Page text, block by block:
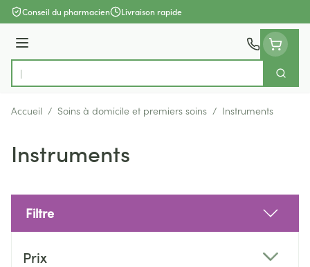
Aller au contenu
Conseil du pharmacien Livraison rapide
Menu
Rechercher
Accueil / Soins à domicile et premiers soins / Instruments
Instruments
Filtre
Prix